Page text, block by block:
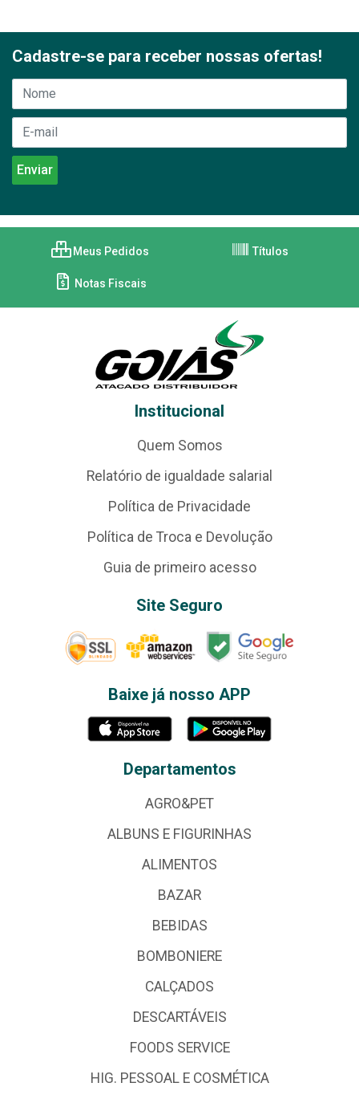
Cadastre-se para receber nossas ofertas!
Meus Pedidos Títulos
Notas Fiscais
Institucional
Quem Somos
Relatório de igualdade salarial
Política de Privacidade
Política de Troca e Devolução
Guia de primeiro acesso
Site Seguro
Baixe já nosso APP
Departamentos
AGRO&PET
ALBUNS E FIGURINHAS
ALIMENTOS
BAZAR
BEBIDAS
BOMBONIERE
CALÇADOS
DESCARTÁVEIS
FOODS SERVICE
HIG. PESSOAL E COSMÉTICA